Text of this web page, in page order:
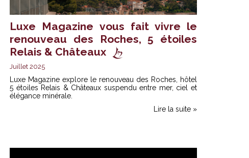
Luxe Magazine vous fait vivre le
renouveau des Roches, 5 étoiles
Relais & Châteaux
Juillet 2025
Luxe Magazine explore le renouveau des Roches,
hôtel
5 étoiles Relais & Châteaux suspendu entre mer, ciel et
élégance minérale.
Lire la suite »